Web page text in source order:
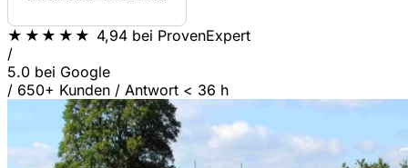
★★★★★ 4,94 bei ProvenExpert
/
5.0 bei Google
/ 650+ Kunden / Antwort < 36 h